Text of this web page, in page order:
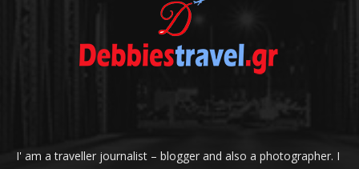
I' am a traveller journalist – blogger and also a photographer. I